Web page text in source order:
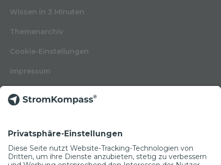
Wissen in 3 Minuten
Themenarchiv
Cookie-Einstellungen
Impressum
Kontakt
Glossar